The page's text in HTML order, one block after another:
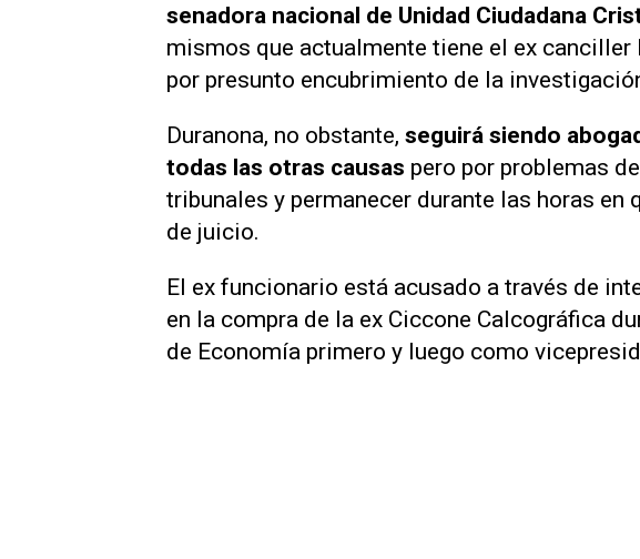
senadora nacional de Unidad Ciudadana
mismos que actualmente tiene el ex
por presunto encubrimiento de la
Duranona, no obstante, seguirá siendo
todas las otras causas pero por problemas
tribunales y permanecer durante las horas en
de juicio.
El ex funcionario está acusado a través de
en la compra de la ex Ciccone Calcográfica
de Economía primero y luego como